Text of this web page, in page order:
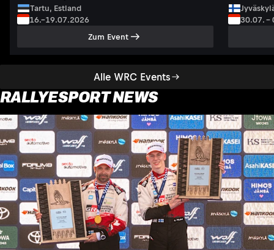
Alle WRC Events
Tartu, Estland
16.–19.07.2026
Zum Event
30.07. –
RALLYESPORT NEWS